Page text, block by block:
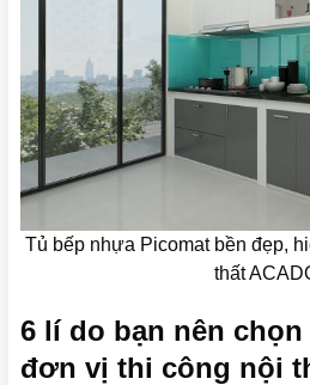
Tủ bếp nhựa Picomat bền đẹp,
thất
6 lí do bạn nên chọn
đơn vị thi công nội